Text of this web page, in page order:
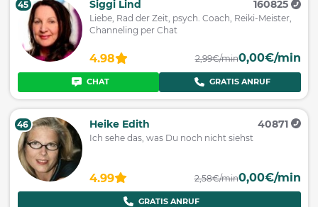
45 Siggi Lind 160825
Liebe, Rad der Zeit, psych. Coach, Reiki-Meister,
Channeling per Chat
4.98 2,99€/min0,00€/min
CHAT GRATIS ANRUF
46 Heike Edith 40871
Ich sehe das, was Du noch nicht siehst
4.99 2,58€/min0,00€/min
GRATIS ANRUF